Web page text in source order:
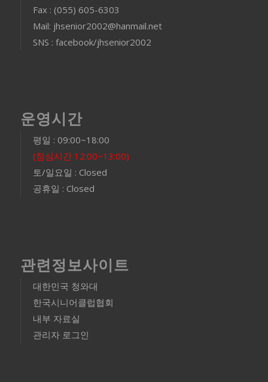
Fax : (055) 605-6303
Mail: jhsenior2002@hanmail.net
SNS : facebook/jhsenior2002
운영시간
평일 : 09:00~18:00
(점심시간 12:00~13:00)
토/일요일 : Closed
공휴일 : Closed
관련정보사이트
대한민국 청와대
한국시니어클럽협회
내부 자료실
관리자 로그인